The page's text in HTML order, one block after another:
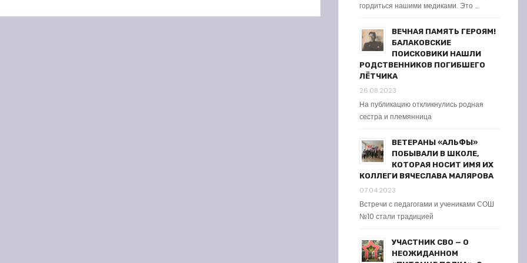
гордиться нашими медиками. Это …
ВЕЧНАЯ ПАМЯТЬ ГЕРОЯМ!
БАЛАКОВСКИЕ
ПОИСКОВИКИ НАШЛИ
РОДСТВЕННИКОВ ПОГИБШЕГО
ЛЁТЧИКА
26.08.2023
На публикацию откликнулись родная
сестра и племянница
ВЕТЕРАНЫ «АЛЬФЫ»
ПОБЫВАЛИ В ШКОЛЕ,
КОТОРАЯ НОСИТ ИМЯ ИХ
КОЛЛЕГИ ВЯЧЕСЛАВА МАЛЯРОВА
07.04.2023
Встречи с педагогами и учениками СОШ
№10 стали традицией
УЧАСТНИК СВО — О
НЕОЖИДАННОМ